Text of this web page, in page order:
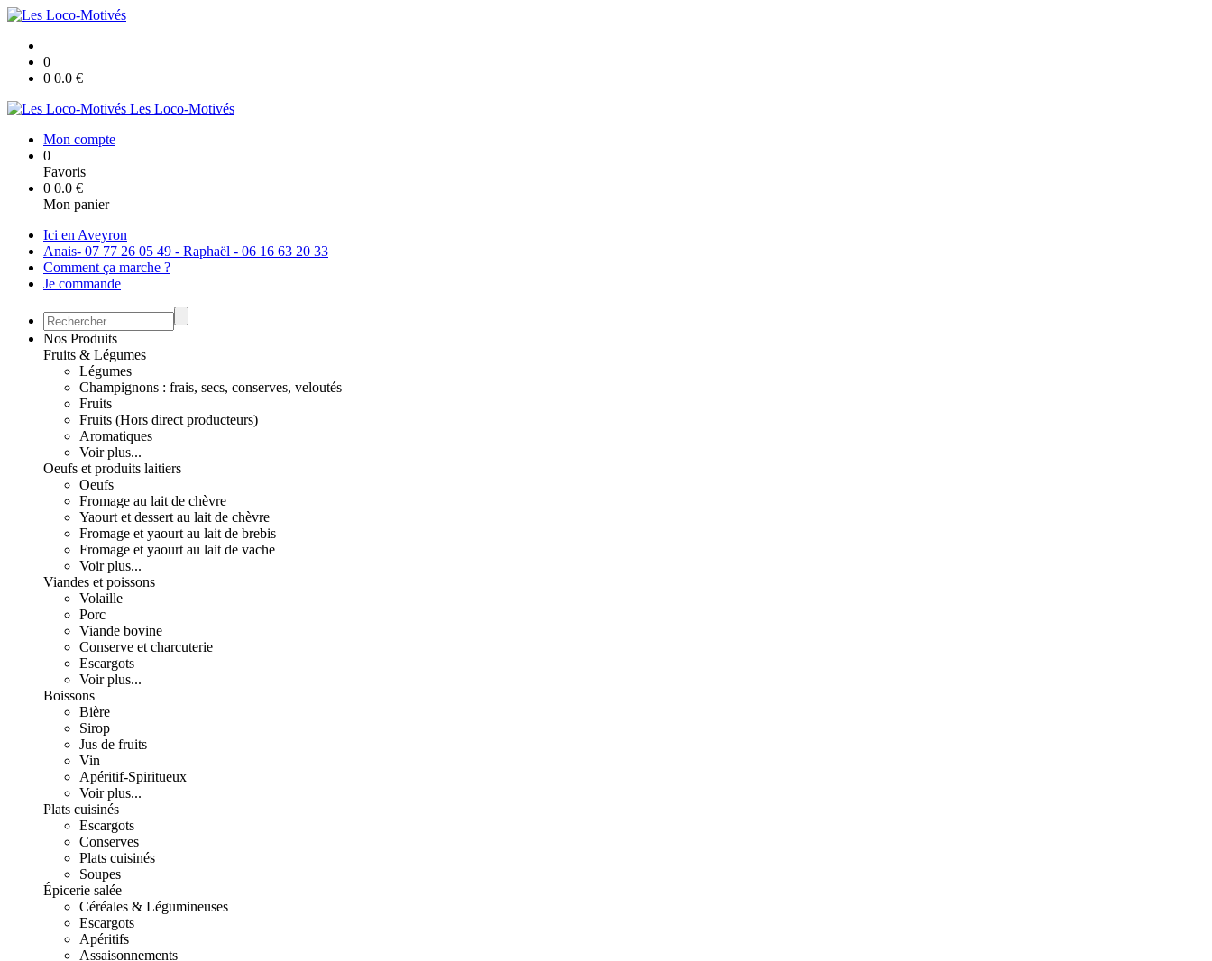
0
0 0.0 €
Les Loco-Motivés
Mon compte
0
Favoris
0 0.0 €
Mon panier
Ici en Aveyron
Anais- 07 77 26 05 49 - Raphaël - 06 16 63 20 33
Comment ça marche ?
Je commande
Nos Produits
Fruits & Légumes
Légumes
Champignons : frais, secs, conserves, veloutés
Fruits
Fruits (Hors direct producteurs)
Aromatiques
Voir plus...
Oeufs et produits laitiers
Oeufs
Fromage au lait de chèvre
Yaourt et dessert au lait de chèvre
Fromage et yaourt au lait de brebis
Fromage et yaourt au lait de vache
Voir plus...
Viandes et poissons
Volaille
Porc
Viande bovine
Conserve et charcuterie
Escargots
Voir plus...
Boissons
Bière
Sirop
Jus de fruits
Vin
Apéritif-Spiritueux
Voir plus...
Plats cuisinés
Escargots
Conserves
Plats cuisinés
Soupes
Épicerie salée
Céréales & Légumineuses
Escargots
Apéritifs
Assaisonnements